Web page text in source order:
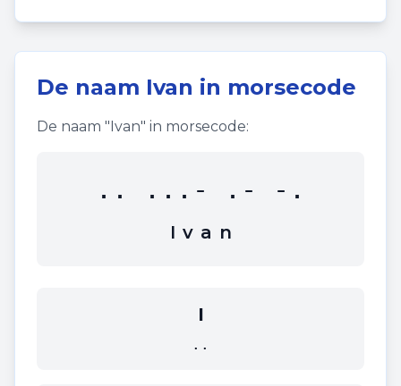
De naam Ivan in morsecode
De naam "Ivan" in morsecode:
.. ...- .- -.
I v a n
I
..